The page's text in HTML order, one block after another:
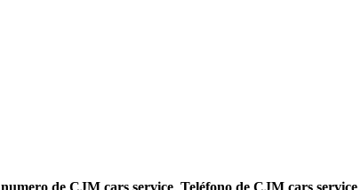
numero de CJM cars service, Teléfono de CJM cars service,